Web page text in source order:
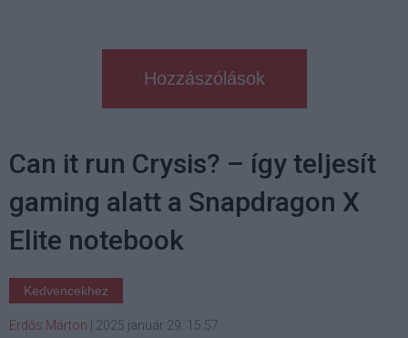
Hozzászólások
Can it run Crysis? – így teljesít
gaming alatt a Snapdragon X
Elite notebook
Kedvencekhez
Erdős Márton 2025 január 29. 15:57